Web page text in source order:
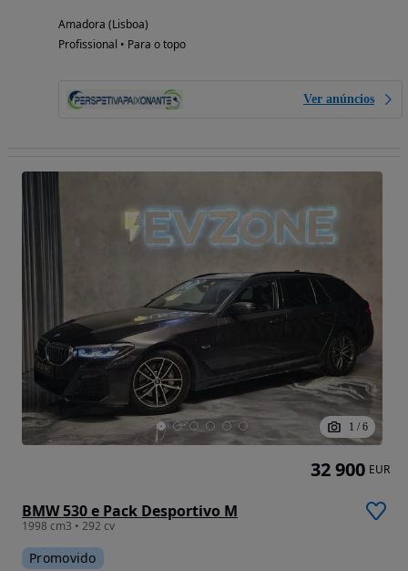
Amadora (Lisboa)
Profissional • Para o topo
Ver anúncios
1 / 6
BMW 530 e Pack Desportivo M
1998 cm3 • 292 cv
Promovido
32 900 EUR